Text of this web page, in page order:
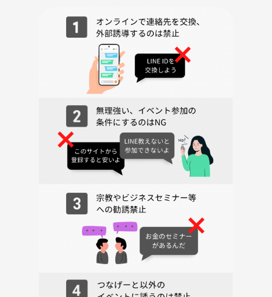
ご参加ください。
当サークルは、バレエ好きな方々が集まり、気軽に楽しくバレエを続け
られる場を目指しています。いただいた参加費は、スタジオレンタル代
などの実費のみに充てています。
🩰 レッスン内容（目安）
・ストレッチ 15分
・バーレッスン 30分
・センターレッスン 35分
「少し気になる」というお気持ちだけでも大歓迎です。
参加者の多くがお一人で参加されていますので、どうぞ安心してお越し
皆さまとお会いできるのを楽しみにしております♪